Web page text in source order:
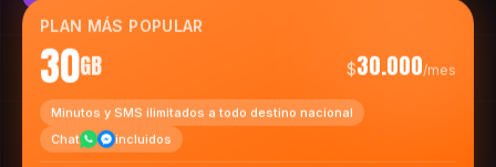
PLAN MÁS POPULAR
30GB $30.000/mes
Minutos y SMS ilimitados a todo destino nacional
Chat
incluidos